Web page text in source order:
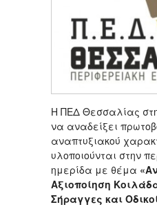
Η ΠΕΔ Θεσσαλίας
να αναδείξει
αναπτυξιακού
υλοποιούνται στην
ημερίδα με θέμα
Αξιοποίηση
Σήραγγες και